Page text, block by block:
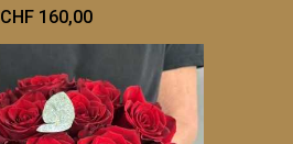
CHF 160,00